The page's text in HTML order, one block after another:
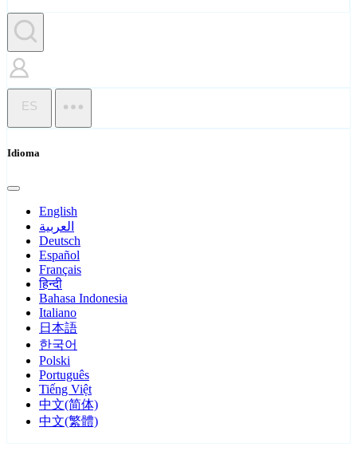
ES
Idioma
English
العربية
Deutsch
Español
Français
हिन्दी
Bahasa Indonesia
Italiano
日本語
한국어
Polski
Português
Tiếng Việt
中文(简体)
中文(繁體)